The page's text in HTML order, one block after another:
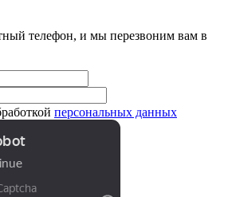
телефон, и мы перезвоним вам в
персональных данных